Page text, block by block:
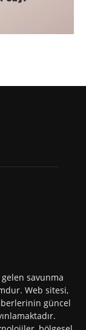
gelen savunma
Web sitesi,
güncel